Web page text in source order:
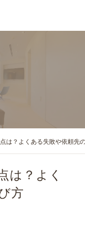
は？よくある失敗や依頼先
は？よく
方